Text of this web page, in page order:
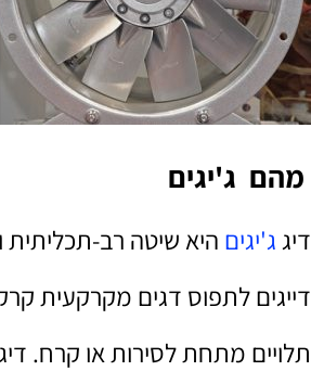
מהם ג'יגים
דיגג'יגים היא שיטה רב-
דייגים לתפוס דגים מקרקעית
תלויים מתחת לסירות או קרח.